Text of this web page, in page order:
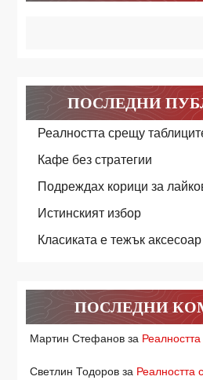
ПОСЛЕДНИ
Реалността срещу
Кафе без стратегии
Подреждах корици за
Истинският избор
Класиката е тежък аксесоар
ПОСЛЕДНИ
Мартин Стефанов за
Светлин Тодоров за Реалността